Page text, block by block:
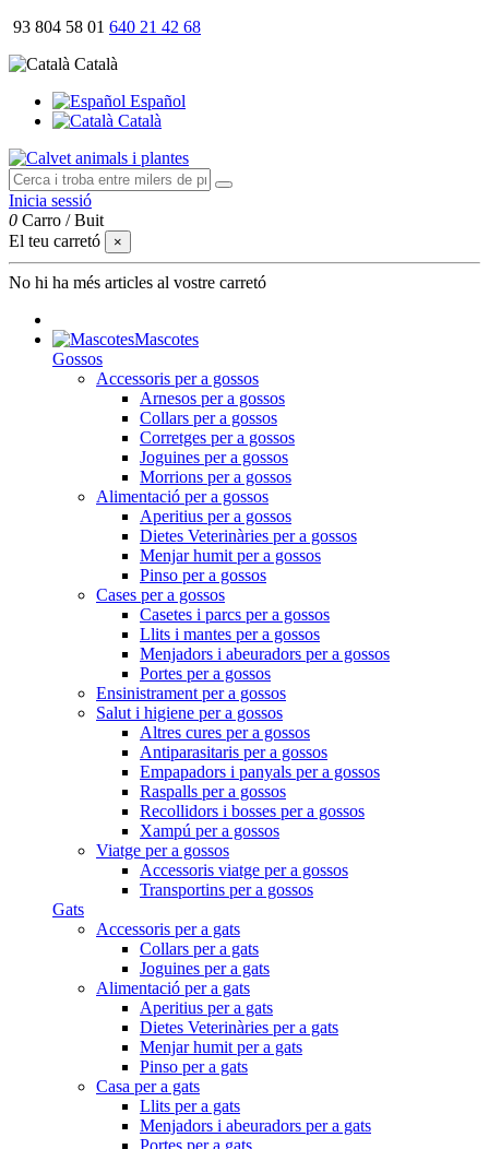
93 804 58 01 640 21 42 68
Català
Español
Català
Inicia sessió
0 Carro /Buit
El teu carretó
×
No hi ha més articles al vostre carretó
Mascotes
Gossos
Accessoris per a gossos
Arnesos per a gossos
Collars per a gossos
Corretges per a gossos
Joguines per a gossos
Morrions per a gossos
Alimentació per a gossos
Aperitius per a gossos
Dietes Veterinàries per a gossos
Menjar humit per a gossos
Pinso per a gossos
Cases per a gossos
Casetes i parcs per a gossos
Llits i mantes per a gossos
Menjadors i abeuradors per a gossos
Portes per a gossos
Ensinistrament per a gossos
Salut i higiene per a gossos
Altres cures per a gossos
Antiparasitaris per a gossos
Empapadors i panyals per a gossos
Raspalls per a gossos
Recollidors i bosses per a gossos
Xampú per a gossos
Viatge per a gossos
Accessoris viatge per a gossos
Transportins per a gossos
Gats
Accessoris per a gats
Collars per a gats
Joguines per a gats
Alimentació per a gats
Aperitius per a gats
Dietes Veterinàries per a gats
Menjar humit per a gats
Pinso per a gats
Casa per a gats
Llits per a gats
Menjadors i abeuradors per a gats
Portes per a gats